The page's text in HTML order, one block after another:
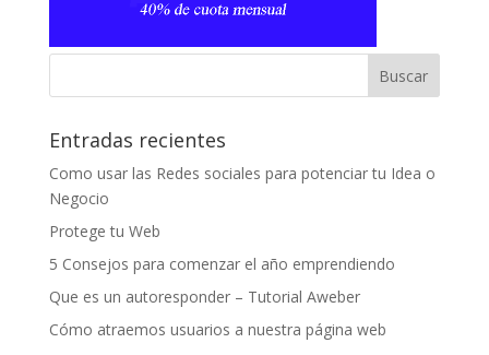
Entradas recientes
Como usar las Redes sociales para potenciar tu Idea o
Negocio
Protege tu Web
5 Consejos para comenzar el año emprendiendo
Que es un autoresponder – Tutorial Aweber
Cómo atraemos usuarios a nuestra página web